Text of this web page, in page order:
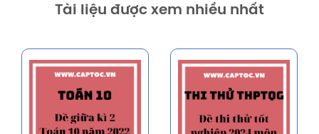
Tài liệu được xem nhiều nhất